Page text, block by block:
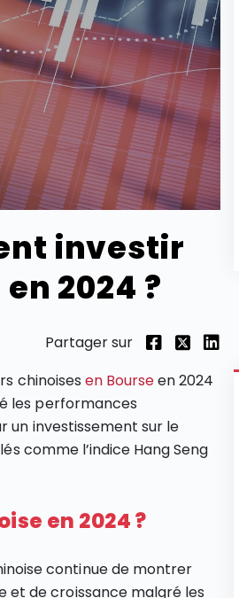
investir
2024 ?
Partager sur
chinoises en Bourseen 2024
les performances
un investissement sur le
comme l’indice Hang Seng
en 2024 ?
continue de montrer
et de croissance malgré les